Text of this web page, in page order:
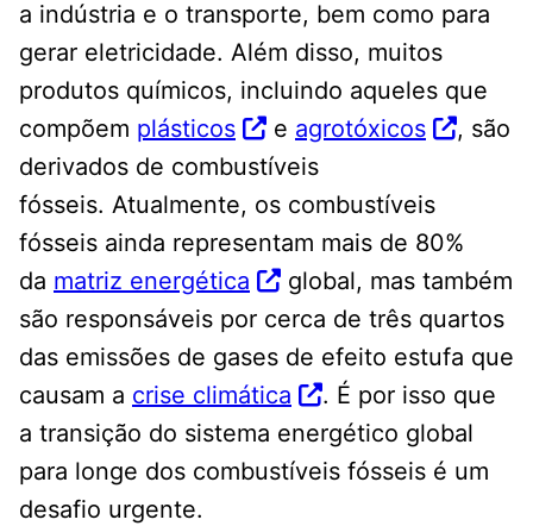
a indústria e o transporte, bem como para
gerar eletricidade. Além disso, muitos
produtos químicos, incluindo aqueles que
compõem plásticos e agrotóxicos
, são
derivados de combustíveis
fósseis. Atualmente, os combustíveis
fósseis ainda representam mais de 80%
da matriz energética
global, mas também
são responsáveis ​​por cerca de três quartos
das emissões de gases de efeito estufa que
causam a crise climática
. É por isso que
a transição do sistema energético global
para longe dos combustíveis fósseis é um
desafio urgente.